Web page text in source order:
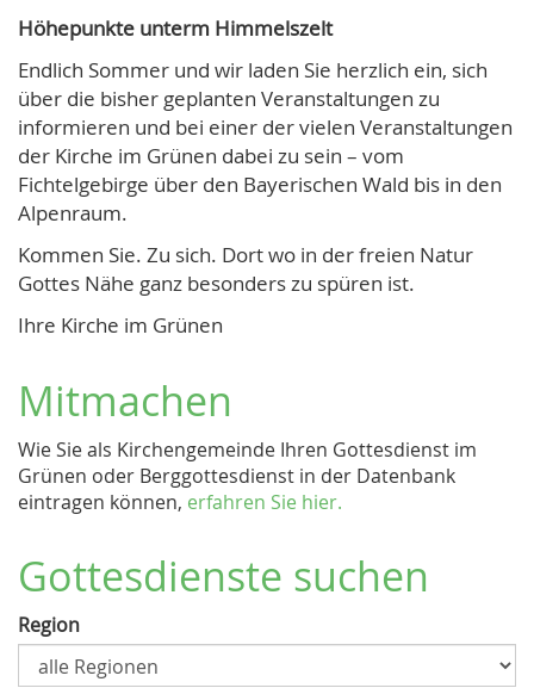
Höhepunkte unterm Himmelszelt
Endlich Sommer und wir laden Sie herzlich ein, sich
über die bisher geplanten Veranstaltungen zu
informieren und bei einer der vielen Veranstaltungen
der Kirche im Grünen dabei zu sein – vom
Fichtelgebirge über den Bayerischen Wald bis in den
Alpenraum.
Kommen Sie. Zu sich. Dort wo in der freien Natur
Gottes Nähe ganz besonders zu spüren ist.
Ihre Kirche im Grünen
Mitmachen
Wie Sie als Kirchengemeinde Ihren Gottesdienst im
Grünen oder Berggottesdienst in der Datenbank
eintragen können, erfahren Sie hier.
Gottesdienste suchen
Region